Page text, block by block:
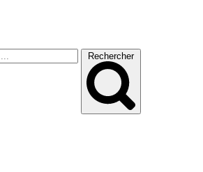
Rechercher